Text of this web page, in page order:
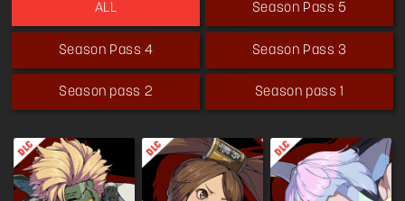
ALL Season Pass 5
Season Pass 4 Season Pass 3
Season pass 2 Season pass 1